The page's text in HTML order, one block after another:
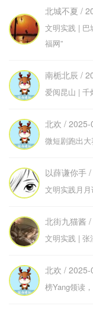
北城不夏 /
文明实践 | 巴
福网”
南栀北辰 /
爱阅昆山 | 千
北欢 / 2025-
微短剧跑出
以薛谦你手
文明实践月月
北街九猫酱
文明实践 | 张
北欢 / 2025-
榜Yang领读